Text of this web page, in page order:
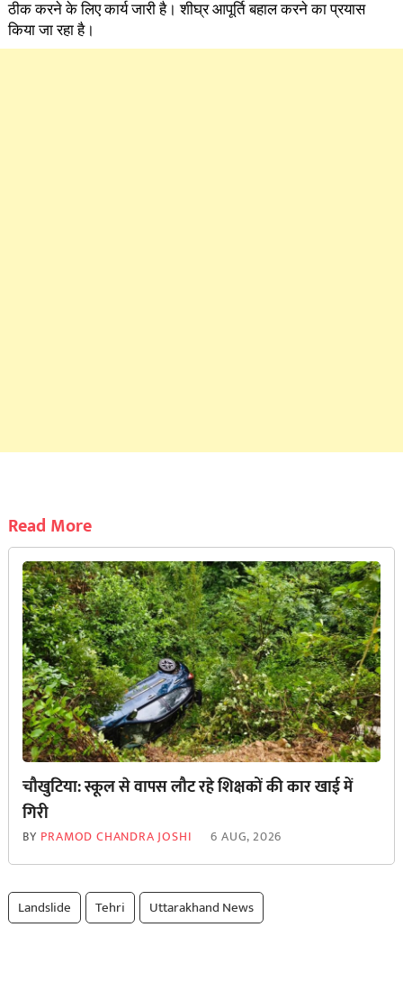
ठीक करने के लिए कार्य जारी है। शीघ्र आपूर्ति बहाल करने का प्रयास
किया जा रहा है।
Read More
चौखुटिया: स्कूल से वापस लौट रहे शिक्षकों की कार खाई में
गिरी
BY PRAMOD CHANDRA JOSHI 6 AUG, 2026
Landslide Tehri Uttarakhand News